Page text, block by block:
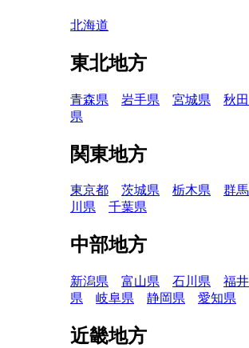
北海道
東北地方
青森県 岩手県 宮城県 秋
県
関東地方
東京都 茨城県 栃木県 群
川県
千葉県
中部地方
新潟県 富山県 石川県 福
県
岐阜県 静岡県 愛知県
近畿地方